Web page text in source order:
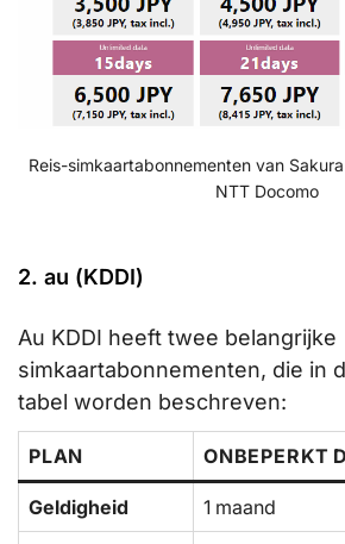
Reis-simkaartabonnementen van
NTT Docomo
2. au (KDDI)
Au KDDI heeft twee belangrijke
simkaartabonnementen, die in
tabel worden beschreven:
PLAN ONBEPERKT
Geldigheid 1 maand